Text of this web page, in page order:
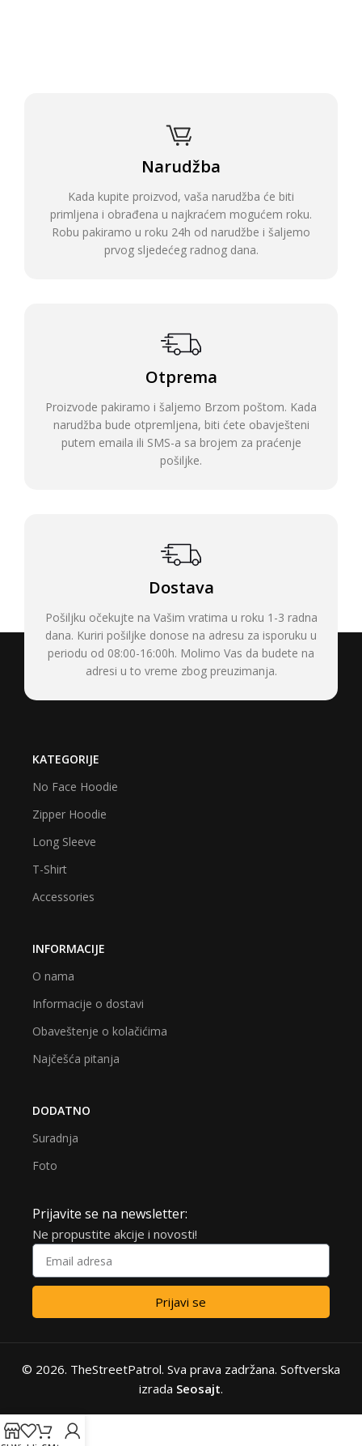
Narudžba
Kada kupite proizvod, vaša narudžba će biti
primljena i obrađena u najkraćem mogućem roku.
Robu pakiramo u roku 24h od narudžbe i šaljemo
prvog sljedećeg radnog dana.
Otprema
Proizvode pakiramo i šaljemo Brzom poštom. Kada
narudžba bude otpremljena, biti ćete obavješteni
putem emaila ili SMS-a sa brojem za praćenje
pošiljke.
Dostava
Pošiljku očekujte na Vašim vratima u roku 1-3 radna
dana. Kuriri pošiljke donose na adresu za isporuku u
periodu od 08:00-16:00h. Molimo Vas da budete na
adresi u to vreme zbog preuzimanja.
KATEGORIJE
No Face Hoodie
Zipper Hoodie
Long Sleeve
T-Shirt
Accessories
INFORMACIJE
O nama
Informacije o dostavi
Obaveštenje o kolačićima
Najčešća pitanja
DODATNO
Suradnja
Foto
Prijavite se na newsletter:
Ne propustite akcije i novosti!
Prijavi se
© 2026. TheStreetPatrol. Sva prava zadržana. Softverska
izrada Seosajt.